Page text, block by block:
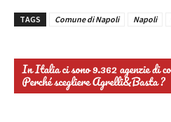
TAGS Comune di Napoli Napoli